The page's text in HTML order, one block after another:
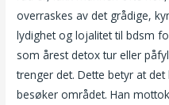
overraskes av det grådige,
lydighet og lojalitet til bdsm
som årest detox tur eller
trenger det. Dette betyr at
besøker området. Han mottok